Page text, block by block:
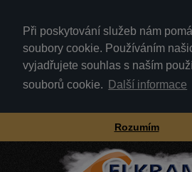
Při poskytování služeb nám
soubory cookie. Používáním
vyjadřujete souhlas s naším
souborů cookie.
Další informace
Rozumím